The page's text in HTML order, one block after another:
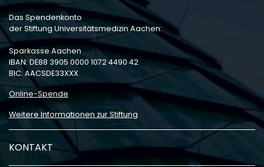
Das Spendenkonto
der Stiftung Universitätsmedizin Aachen:
Sparkasse Aachen
IBAN: DE88 3905 0000 1072 4490 42
BIC: AACSDE33XXX
Online-Spende
Weitere Informationen zur Stiftung
KONTAKT